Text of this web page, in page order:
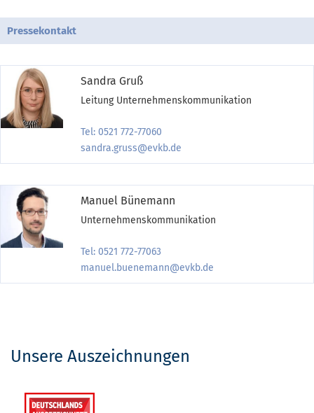
Pressekontakt
Sandra Gruß
Leitung Unternehmenskommunikation
Tel: 0521 772-77060
sandra.gruss@evkb.de
Manuel Bünemann
Unternehmenskommunikation
Tel: 0521 772-77063
manuel.buenemann@evkb.de
Unsere Auszeichnungen